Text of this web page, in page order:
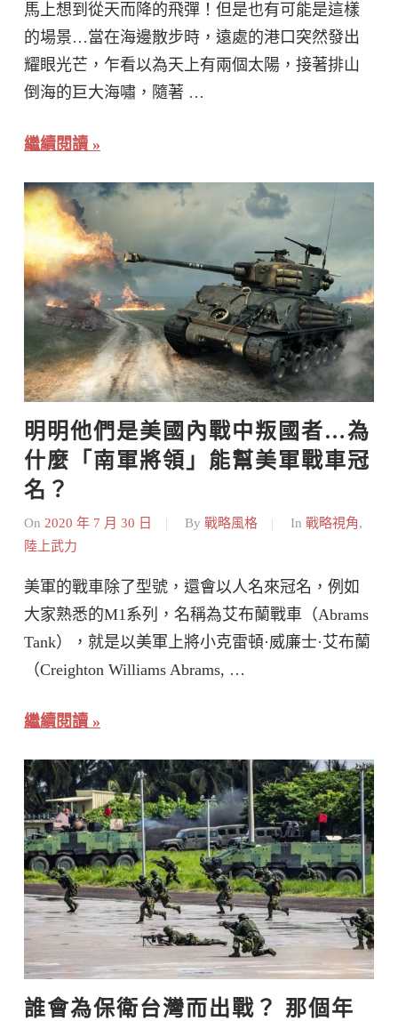
馬上想到從天而降的飛彈！但是也有可能是這樣
的場景…當在海邊散步時，遠處的港口突然發出
耀眼光芒，乍看以為天上有兩個太陽，接著排山
倒海的巨大海嘯，隨著 …
繼續閱讀
明明他們是美國內戰中叛國者…為
什麼「南軍將領」能幫美軍戰車冠
名？
On 2020 年 7 月 30 日 By 戰略風格 In 戰略視角,
陸上武力
美軍的戰車除了型號，還會以人名來冠名，例如
大家熟悉的M1系列，名稱為艾布蘭戰車（Abrams
Tank），就是以美軍上將小克雷頓·威廉士·艾布蘭
（Creighton Williams Abrams, …
繼續閱讀
誰會為保衛台灣而出戰？ 那個年